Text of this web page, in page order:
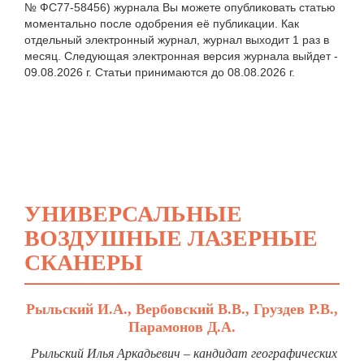
№ ФС77-58456) журнала Вы можете опубликовать статью
моментально после одобрения её публикации. Как
отдельный электронный журнал, журнал выходит 1 раз в
месяц. Следующая электронная версия журнала выйдет -
09.08.2026 г. Статьи принимаются до 08.08.2026 г.
УНИВЕРСАЛЬНЫЕ
ВОЗДУШНЫЕ ЛАЗЕРНЫЕ
СКАНЕРЫ
Рыльский И.А., Вербовский В.В., Груздев Р.В.,
Парамонов Д.А.
Рыльский Илья Аркадьевич – кандидат географических